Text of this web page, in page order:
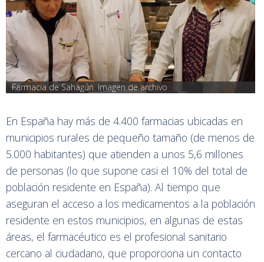
Farmacia de Sahagún. Imagen de archivo
En España hay más de 4.400 farmacias ubicadas en
municipios rurales de pequeño tamaño (de menos de
5.000 habitantes) que atienden a unos 5,6 millones
de personas (lo que supone casi el 10% del total de
población residente en España). Al tiempo que
aseguran el acceso a los medicamentos a la población
residente en estos municipios, en algunas de estas
áreas, el farmacéutico es el profesional sanitario
cercano al ciudadano, que proporciona un contacto